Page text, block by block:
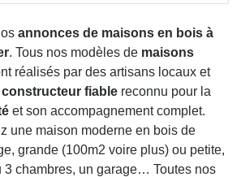
annonces de maisons en bois à
. Tous nos modèles de maisons
réalisés par des artisans locaux et
constructeur fiable reconnu pour la
et son accompagnement complet.
une maison moderne en bois de
grande (100m2 voire plus) ou petite,
3 chambres, un garage… Toutes nos